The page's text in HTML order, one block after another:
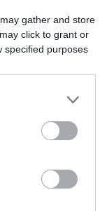
gather and store
click to grant or
specified purposes